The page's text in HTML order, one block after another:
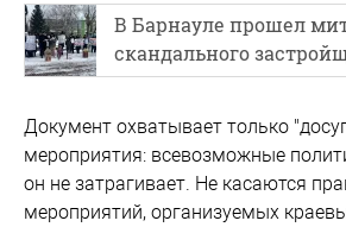
В Барнауле прошел
скандального
Документ охватывает только
мероприятия: всевозможные
он не затрагивает. Не касаются
мероприятий, организуемых